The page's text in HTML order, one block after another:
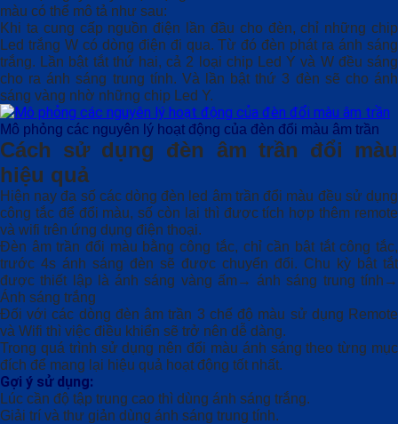
màu có thể mô tả như sau:
Khi ta cung cấp nguồn điện lần đầu cho đèn, chỉ những chip
Led trắng W có dòng điện đi qua. Từ đó đèn phát ra ánh sáng
trắng. Lần bật tắt thứ hai, cả 2 loại chip Led Y và W đều sáng
cho ra ánh sáng trung tính. Và lần bật thứ 3 đèn sẽ cho ánh
sáng vàng nhờ những chip Led Y.
Mô phỏng các nguyên lý hoạt động của đèn đổi màu âm trần
Cách sử dụng đèn âm trần đổi màu
hiệu quả
Hiện nay đa số các dòng đèn led âm trần đổi màu đều sử dụng
công tắc để đổi màu, số còn lại thì được tích hợp thêm remote
và wifi trên ứng dụng điện thoại.
Đèn âm trần đổi màu bằng công tắc, chỉ cần bật tắt công tắc,
trước 4s ánh sáng đèn sẽ được chuyển đổi. Chu kỳ bật tắt
được thiết lập là ánh sáng vàng ấm→ ánh sáng trung tính→
Ánh sáng trắng
Đối với các dòng đèn âm trần 3 chế độ màu sử dụng Remote
và Wifi thì việc điều khiển sẽ trở nên dễ dàng.
Trong quá trình sử dụng nên đổi màu ánh sáng theo từng mục
đích để mang lại hiệu quả hoạt động tốt nhất.
Gợi ý sử dụng:
Lúc cần độ tập trung cao thì dùng ánh sáng trắng.
Giải trí và thư giản dùng ánh sáng trung tính.